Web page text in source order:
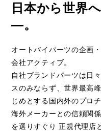
日本から世界
―。
オートバイパーツの企画
会社アクティブ。
自社ブランドパーツは日
スのみならず、世界最高
じめとする国内外のプロ
海外メーカーとの信頼関
を選りすぐり 正規代理店